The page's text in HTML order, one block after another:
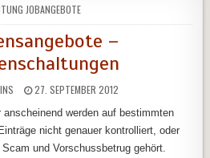
JOBANGEBOTE
–
27. SEPTEMBER 2012
werden auf bestimmten
nicht genauer kontrolliert, oder
und Vorschussbetrug gehört.